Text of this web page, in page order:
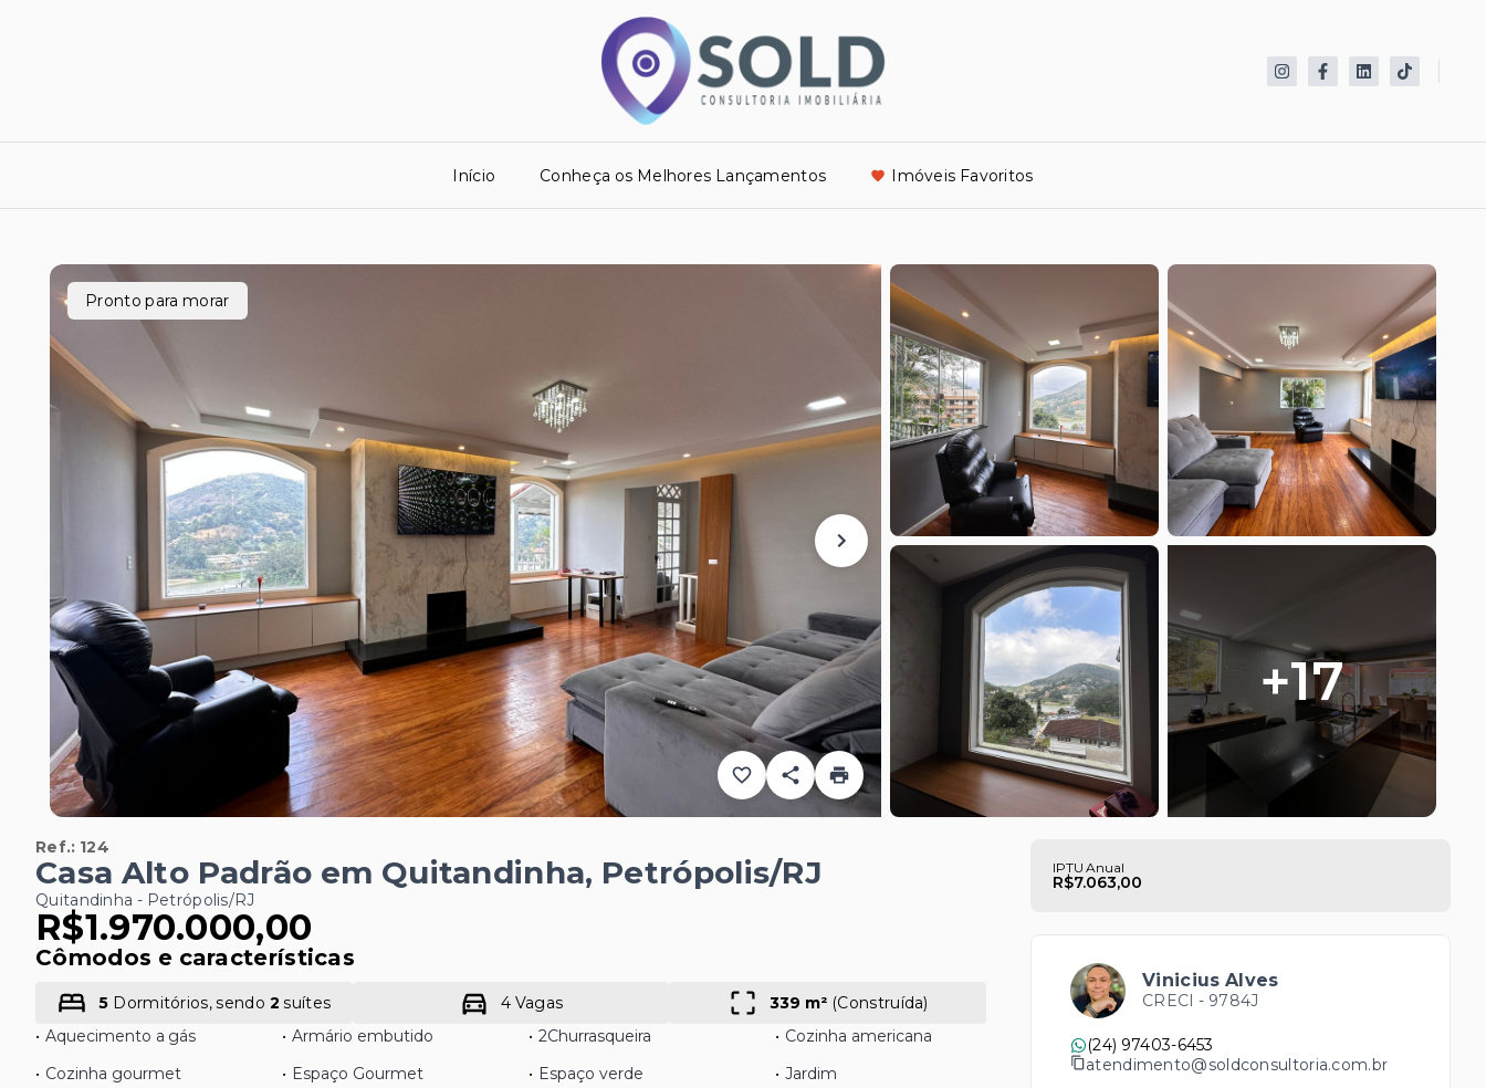
Início Conheça os Melhores Lançamentos Imóveis Favoritos
Pronto para morar
+17
Ref.: 124
Casa Alto Padrão em Quitandinha, Petrópolis/RJ
Quitandinha - Petrópolis/RJ
R$1.970.000,00
Cômodos e características
5 Dormitórios, sendo 2 suítes 4 Vagas 339 m² (Construída)
• Aquecimento a gás • Armário embutido • 2Churrasqueira • Cozinha americana
• Cozinha gourmet • Espaço Gourmet • Espaço verde • Jardim
IPTU Anual
R$7.063,00
Vinicius Alves
CRECI - 9784J
(24) 97403-6453
atendimento@soldconsultoria.com.br